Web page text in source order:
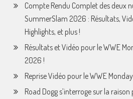
Compte Rendu Complet des deux
SummerSlam 2026 : Résultats,
Highlights, et plus !
Résultats et Vidéo pour le WWE
2026 !
Reprise Vidéo pour le WWE
Road Dogg s’interroge sur la raison